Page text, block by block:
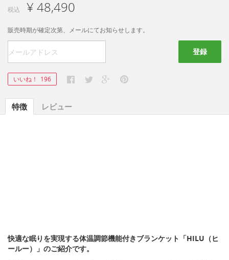
税込 ¥ 48,490
販売時期が確定次第、メールにてお知らせします。
登録
いいね！ 196
特徴 レビュー
快適な眠りを実現する体温調節機能付きブランケット「HILU（ヒ
ールー）」のご紹介です。